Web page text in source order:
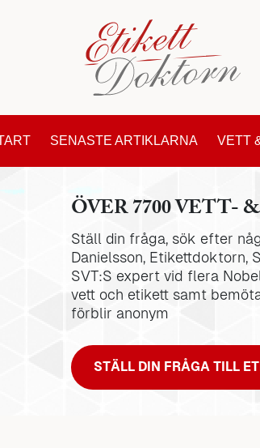
SENASTE ARTIKLARNA VETT
ÖVER 7700 VETT-
Ställ din fråga, sök efter
Danielsson, Etikettdoktorn,
SVT:S expert vid flera
vett och etikett samt
förblir anonym
STÄLL DIN FRÅGA TILL